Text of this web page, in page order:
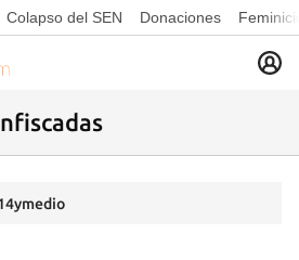
Colapso del SEN Donaciones